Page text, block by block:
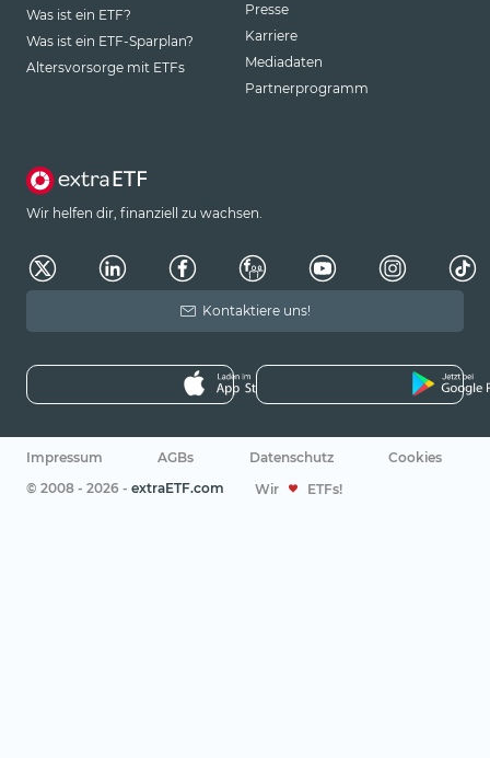
Was ist ein ETF?
Was ist ein ETF-Sparplan?
Altersvorsorge mit ETFs
Presse
Karriere
Mediadaten
Partnerprogramm
Wir helfen dir, finanziell zu wachsen.
Kontaktiere uns!
Impressum AGBs Datenschutz
Cookies
© 2008 - 2026 - extraETF.com Wir ETFs!